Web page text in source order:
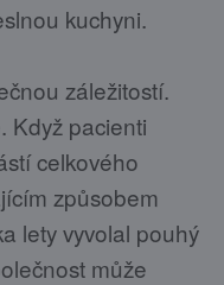
kuchyni.
záležitostí.
Když pacienti
celkového
způsobem
lety vyvolal pouhý
může